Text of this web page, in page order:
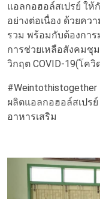
แอลกอฮอล์สเปรย์ ให้
อย่างต่อเนื่อง ด้วยคว
รวม พร้อมกับต้องกา
การช่วยเหลือสังคมชุ
วิกฤต COVID-19(โค
#Weintothistogether
ผลิตแอลกอฮอล์สเปรย์
อาหารเสริม